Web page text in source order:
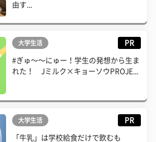
由す...
大学生活 PR
#ぎゅ〜〜にゅー！学生の発想から生ま
れた！ Jミルク×キョーソウPROJE...
大学生活 PR
「牛乳」は学校給食だけで飲むも